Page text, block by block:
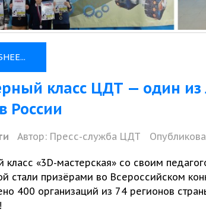
класс ЦДТ — один из
России
Автор: Пресс-служба ЦДТ
«3D-мастерская» со своим
стали призёрами во Всероссийском
400 организаций из 74 регионов